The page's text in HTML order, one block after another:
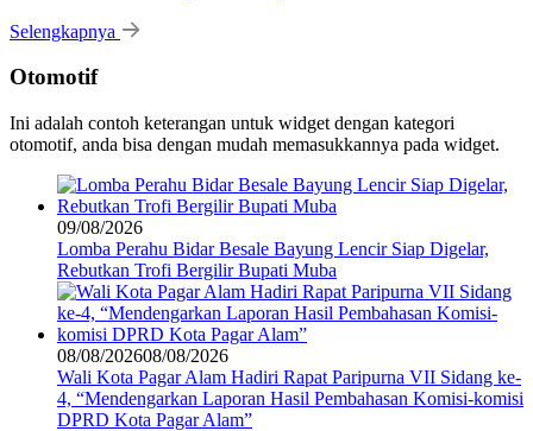
Selengkapnya
Otomotif
Ini adalah contoh keterangan untuk widget dengan kategori
otomotif, anda bisa dengan mudah memasukkannya pada widget.
09/08/2026
Lomba Perahu Bidar Besale Bayung Lencir Siap Digelar,
Rebutkan Trofi Bergilir Bupati Muba
08/08/202608/08/2026
Wali Kota Pagar Alam Hadiri Rapat Paripurna VII Sidang ke-
4, “Mendengarkan Laporan Hasil Pembahasan Komisi-komisi
DPRD Kota Pagar Alam”